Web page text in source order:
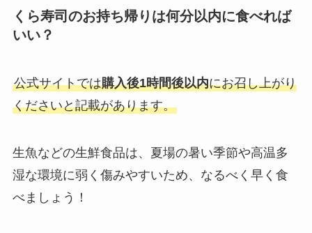
くら寿司のお持ち帰りは何分以内に食べれば
いい？
公式サイトでは購入後1時間後以内にお召し上がり
くださいと記載があります。
生魚などの生鮮食品は、夏場の暑い季節や高温多
湿な環境に弱く傷みやすいため、なるべく早く食
べましょう！